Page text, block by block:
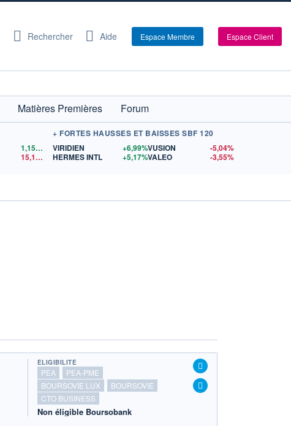
Rechercher Aide Espace Membre Espace Client
Matières Premières
Forum
1,1522
$US
15,15$US
+ FORTES HAUSSES ET BAISSES SBF 120
VIRIDIEN
+6,99%
HERMES INTL
+5,17%
VUSION
-5,04%
VALEO
-3,55%
ÉLIGIBILITÉ
PEA
PEA-PME
BOURSOVIE LUX
BOURSOVIE
CTO BUSINESS
Non éligible Boursobank